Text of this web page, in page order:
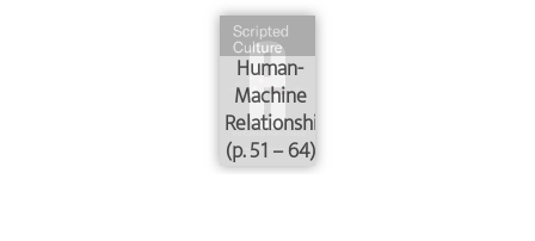
Human-
Machine
Relationships
(p. 51 – 64)